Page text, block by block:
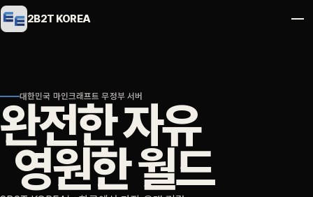
2B2T KOREA
대한민국 마인크래프트 무정부 서버
완전한 자유
영원한 월드